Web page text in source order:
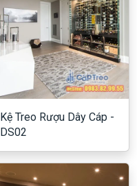
Kệ Treo Rượu Dây Cáp -
DS02